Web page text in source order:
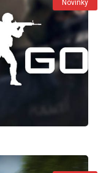
Novinky